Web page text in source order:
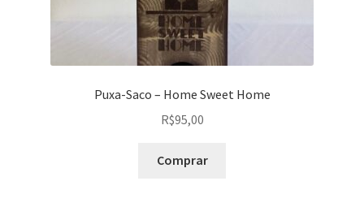
Puxa-Saco – Home Sweet Home
R$95,00
Comprar